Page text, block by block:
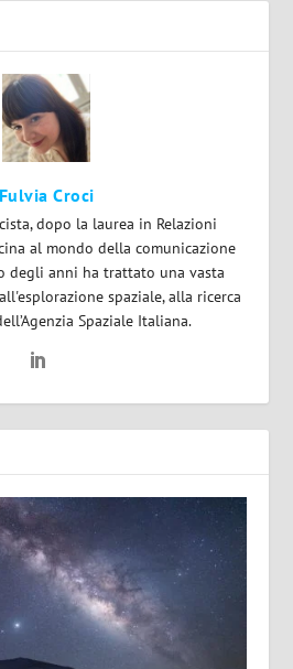
Fulvia Croci
dopo la laurea in Relazioni
al mondo della comunicazione
degli anni ha trattato una vasta
spaziale, alla ricerca
Spaziale Italiana.